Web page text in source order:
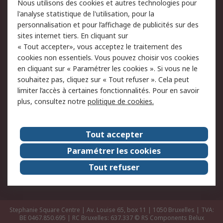
Retours
Support technique
Track & trace
Legal
Politique de cookies
Sécurité des e-mails
Politique de protection
des données - Mise à
jour
Conditions générales
de vente
A propos de RS
Le groupe RS Group
A propos de RS
RS dans le monde
Travaillez chez RS
ESG
Stephanie Square Centre | Av. Louise 65, box 11 | 1050 Bruxelles | TVA:
BE 0467.850.695 | RC Bruxelles: 637.337 © RS Components Belux
Nous utilisons des cookies et autres technologies pour
l'analyse statistique de l'utilisation, pour la
personnalisation et pour l’affichage de publicités sur des
sites internet tiers. En cliquant sur
« Tout accepter», vous acceptez le traitement des
cookies non essentiels. Vous pouvez choisir vos cookies
en cliquant sur « Paramétrer les cookies ». Si vous ne le
souhaitez pas, cliquez sur « Tout refuser ». Cela peut
limiter l’accès à certaines fonctionnalités. Pour en savoir
plus, consultez notre politique de cookies.
Tout accepter
Paramétrer les cookies
Tout refuser